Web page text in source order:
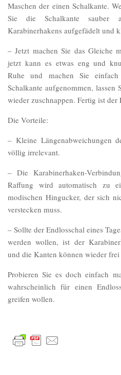
Maschen der einen Schalkante.
Sie die Schalkante
Karabinerhakens aufgefädelt und
– Jetzt machen Sie das Gleiche
jetzt kann es etwas eng und
Ruhe und machen Sie
Schalkante aufgenommen, lassen
wieder zuschnappen. Fertig ist der
Die Vorteile:
– Kleine Längenabweichungen
völlig irrelevant.
– Die Karabinerhaken-
Raffung wird automatisch zu
modischen Hingucker, der sich
verstecken muss.
– Sollte der Endlosschal eines
werden wollen, ist der
und die Kanten können wieder
Probieren Sie es doch einfach
wahrscheinlich für einen
greifen wollen.